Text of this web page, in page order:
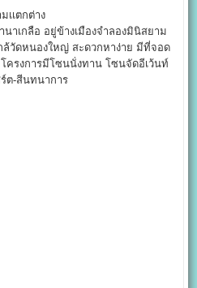
เเตกต่าง
าเกลือ อยู่ข้างเมืองจำลองมินิสยาม
ล้วัดหนองใหญ่ สะดวกหาง่าย มีที่จอด
ครงการมีโซนนั่งทาน โซนจัดอีเว้นท์
ต-สีนทนาการ